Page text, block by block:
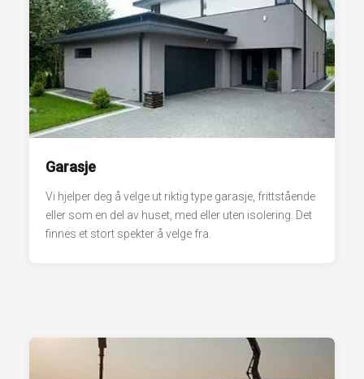
Garasje
Vi hjelper deg å velge ut riktig type garasje, frittstående
eller som en del av huset, med eller uten isolering. Det
finnes et stort spekter å velge fra.